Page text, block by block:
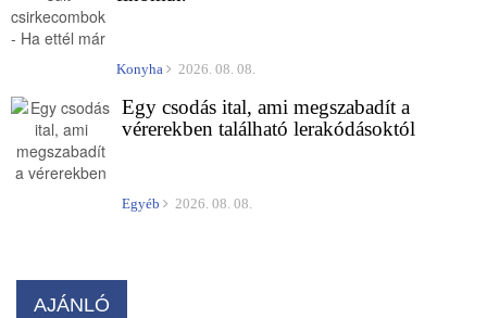
Konyha 2026. 08. 08.
Egy csodás ital, ami megszabadít a
vérerekben található lerakódásoktól
Egyéb 2026. 08. 08.
AJÁNLÓ